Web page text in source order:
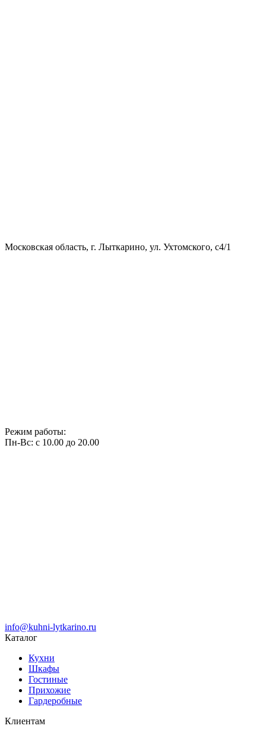
Московская область, г. Лыткарино, ул. Ухтомского, с4/1
Режим работы:
Пн-Вс: с 10.00 до 20.00
info@kuhni-lytkarino.ru
Каталог
Кухни
Шкафы
Гостиные
Прихожие
Гардеробные
Клиентам